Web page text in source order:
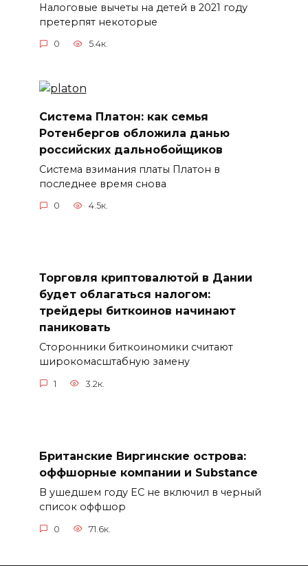
Налоговые вычеты на детей в 2021 году
претерпят некоторые
0 5.4к.
Система Платон: как семья
Ротенбергов обложила данью
российских дальнобойщиков
Система взимания платы Платон в
последнее время снова
0 4.5к.
Торговля криптовалютой в Дании
будет облагаться налогом:
трейдеры биткоинов начинают
паниковать
Сторонники биткоиномики считают
широкомасштабную замену
1 3.2к.
Британские Виргинские острова:
оффшорные компании и Substance
В ушедшем году ЕС не включил в черный
список оффшор
0 71.6к.